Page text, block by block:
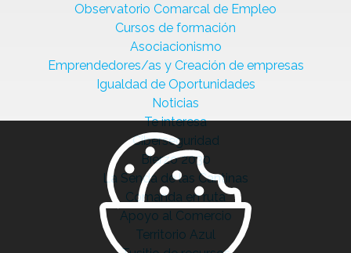
Observatorio Comarcal de Empleo
Cursos de formación
Asociacionismo
Emprendedores/as y Creación de empresas
Igualdad de Oportunidades
Noticias
Te interesa
Ciberseguridad
Bierzo 2030
La Senda de las Cantinas
Comanda en ruta
Apoyo al Comercio
Territorio Azul